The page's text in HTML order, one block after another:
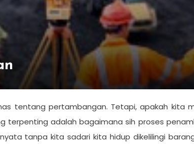
tentang pertambangan. Tetapi, apakah kita
terpenting adalah bagaimana sih proses
tanpa kita sadari kita hidup dikelilingi